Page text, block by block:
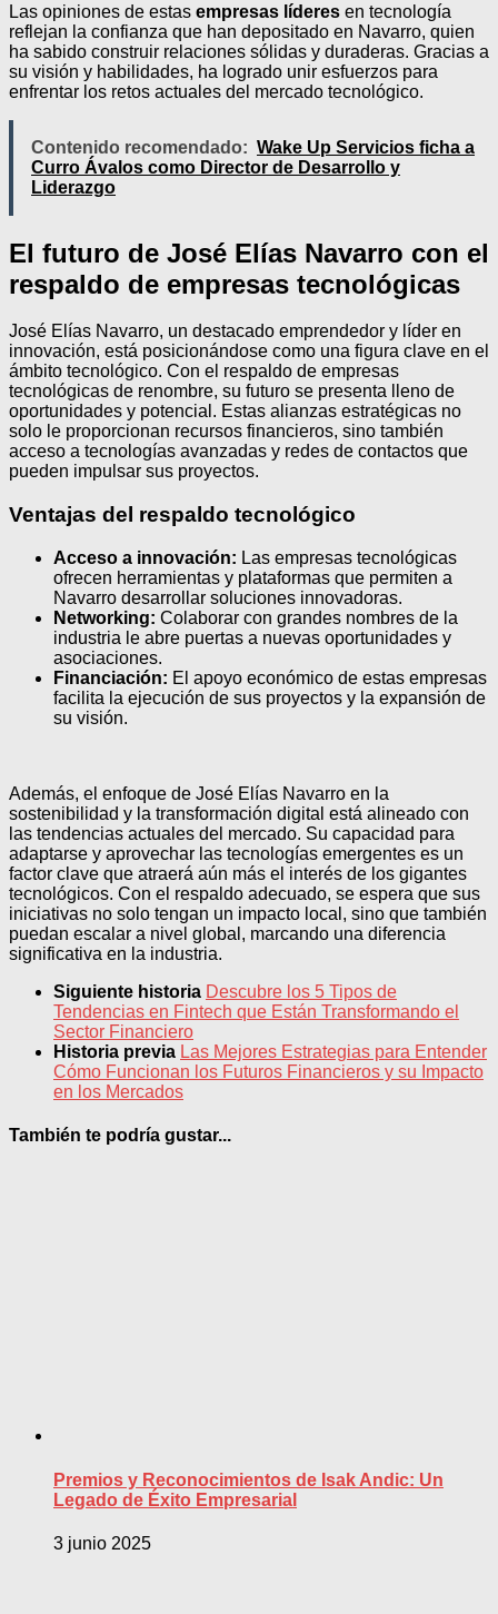
Las opiniones de estas empresas líderes en tecnología
reflejan la confianza que han depositado en Navarro, quien
ha sabido construir relaciones sólidas y duraderas. Gracias a
su visión y habilidades, ha logrado unir esfuerzos para
enfrentar los retos actuales del mercado tecnológico.
Contenido recomendado: Wake Up Servicios ficha a
Curro Ávalos como Director de Desarrollo y
Liderazgo
El futuro de José Elías Navarro con el
respaldo de empresas tecnológicas
José Elías Navarro, un destacado emprendedor y líder en
innovación, está posicionándose como una figura clave en el
ámbito tecnológico. Con el respaldo de empresas
tecnológicas de renombre, su futuro se presenta lleno de
oportunidades y potencial. Estas alianzas estratégicas no
solo le proporcionan recursos financieros, sino también
acceso a tecnologías avanzadas y redes de contactos que
pueden impulsar sus proyectos.
Ventajas del respaldo tecnológico
Acceso a innovación: Las empresas tecnológicas
ofrecen herramientas y plataformas que permiten a
Navarro desarrollar soluciones innovadoras.
Networking: Colaborar con grandes nombres de la
industria le abre puertas a nuevas oportunidades y
asociaciones.
Financiación: El apoyo económico de estas empresas
facilita la ejecución de sus proyectos y la expansión de
su visión.
Además, el enfoque de José Elías Navarro en la
sostenibilidad y la transformación digital está alineado con
las tendencias actuales del mercado. Su capacidad para
adaptarse y aprovechar las tecnologías emergentes es un
factor clave que atraerá aún más el interés de los gigantes
tecnológicos. Con el respaldo adecuado, se espera que sus
iniciativas no solo tengan un impacto local, sino que también
puedan escalar a nivel global, marcando una diferencia
significativa en la industria.
Siguiente historia Descubre los 5 Tipos de
Tendencias en Fintech que Están Transformando el
Sector Financiero
Historia previa Las Mejores Estrategias para Entender
Cómo Funcionan los Futuros Financieros y su Impacto
en los Mercados
También te podría gustar...
Premios y Reconocimientos de Isak Andic: Un
Legado de Éxito Empresarial
3 junio 2025